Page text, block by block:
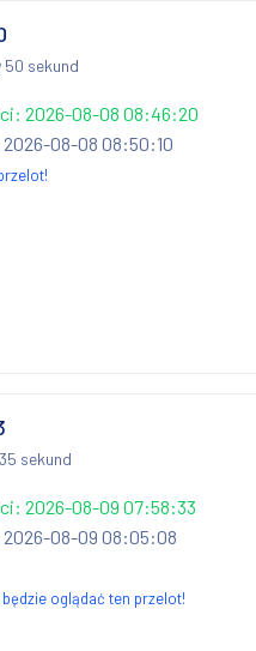
50 sekund
2026-08-08 08:46:20
08-08 08:50:10
sekund
2026-08-09 07:58:33
08-09 08:05:08
oglądać ten przelot!